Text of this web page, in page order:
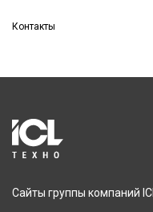
Контакты
Сайты группы компаний ICL